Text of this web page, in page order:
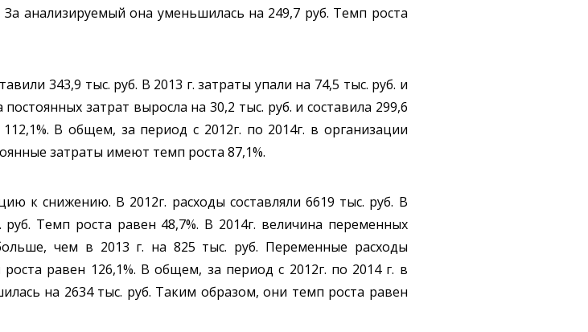
анализируемый она уменьшилась на 249,7 руб. Темп роста
343,9 тыс. руб. В 2013 г. затраты упали на 74,5 тыс. руб. и
затрат выросла на 30,2 тыс. руб. и составила 299,6
В общем, за период с 2012г. по 2014г. в организации
затраты имеют темп роста 87,1%.
к снижению. В 2012г. расходы составляли 6619 тыс. руб. В
Темп роста равен 48,7%. В 2014г. величина переменных
чем в 2013 г. на 825 тыс. руб. Переменные расходы
равен 126,1%. В общем, за период с 2012г. по 2014 г. в
на 2634 тыс. руб. Таким образом, они темп роста равен